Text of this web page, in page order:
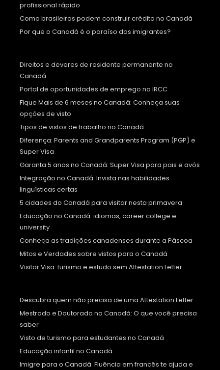
profissional rápido
Como brasileiros podem construir crédito no Canadá
Por que o Canadá é o paraíso dos imigrantes?
Direitos e deveres de residente permanente no
Canadá
Portal de oportunidades de emprego no IRCC
Fique Mais de 6 meses no Canadá: Conheça suas
opções de visto
Tipos de vistos de trabalho no Canadá
Diferença: Parents and Grandparents Program (PGP) e
Super Visa
Garanta 5 anos no Canadá: Super Visa para pais e avós
Integração no Canadá: Invista nas habilidades
linguísticas certas
5 cidades do Canadá para visitar nesta primavera
Educação no Canadá: idiomas, career college e
university
Conheça as tradições canadenses durante a Páscoa
Mitos e Verdades sobre vistos para o Canadá
Visitor Visa: turismo e estudo sem Attestation Letter
Descubra quem não precisa de uma Attestation Letter
Mestrado e Doutorado no Canadá: O que você precisa
saber
Visto de turismo para estudantes no Canadá
Educação infantil no Canadá
Imigre para o Canadá: Fluência em francês te ajuda e